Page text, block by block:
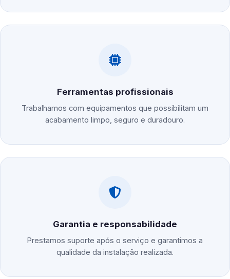
Ferramentas profissionais
Trabalhamos com equipamentos que possibilitam um
acabamento limpo, seguro e duradouro.
Garantia e responsabilidade
Prestamos suporte após o serviço e garantimos a
qualidade da instalação realizada.